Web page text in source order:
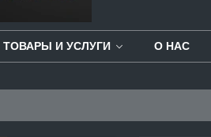
ТОВАРЫ И УСЛУГИ О НАС